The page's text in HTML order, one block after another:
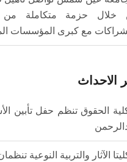
خلال حزمة متكاملة من
مع كبرى المؤسسات
الاحداث
الحقوق تنظم حفل تأبين
الآثار والتربية النوعية